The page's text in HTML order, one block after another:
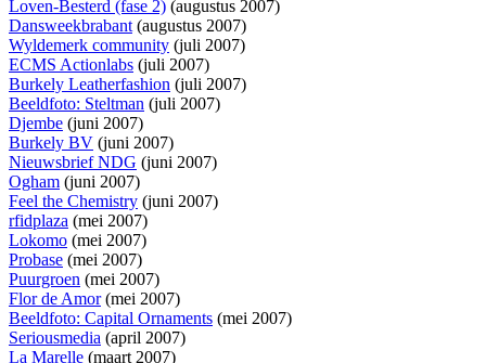
Loven-Besterd (fase 2) (augustus 2007)
Dansweekbrabant(augustus 2007)
Wyldemerk community (juli 2007)
ECMS Actionlabs (juli 2007)
Burkely Leatherfashion (juli 2007)
Beeldfoto: Steltman (juli 2007)
Djembe (juni 2007)
Burkely BV (juni 2007)
Nieuwsbrief NDG (juni 2007)
Ogham (juni 2007)
Feel the Chemistry (juni 2007)
rfidplaza (mei 2007)
Lokomo (mei 2007)
Probase (mei 2007)
Puurgroen (mei 2007)
Flor de Amor(mei 2007)
Beeldfoto: Capital Ornaments (mei 2007)
Seriousmedia (april 2007)
La Marelle (maart 2007)